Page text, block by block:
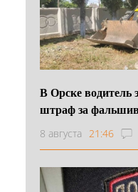
В Орске водитель
штраф за
8 августа 21:46